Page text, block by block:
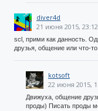
diver4d
21 июня 2015, 23:12
scl, прими как данность.
друзья, общение или что-
kotsoft
22 июня 2015,
Движуха, общение
проды) Писать проды